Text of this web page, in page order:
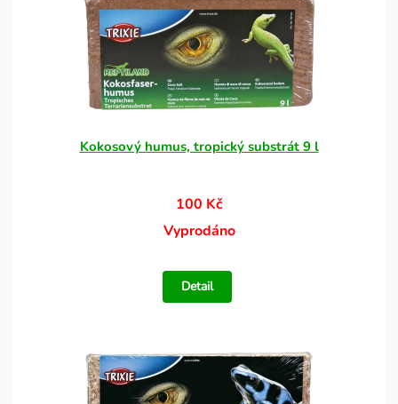
Kokosový humus, tropický substrát 9 l
100 Kč
Vyprodáno
Detail